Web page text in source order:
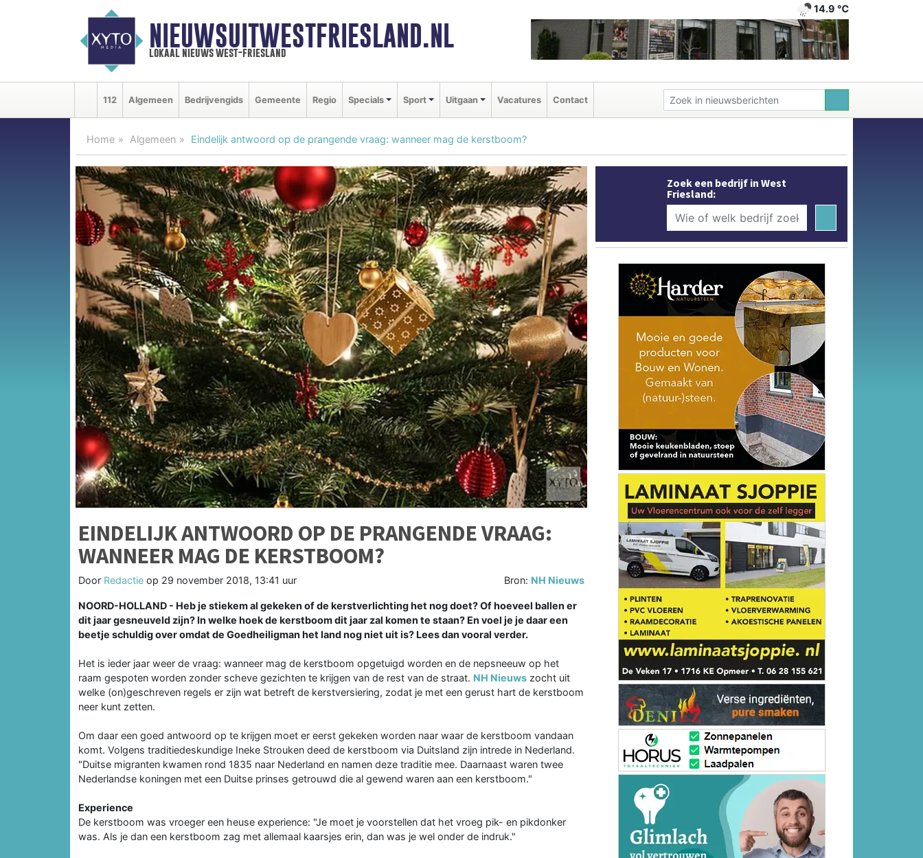
NIEUWSUITWESTFRIESLAND.NL
lokaal nieuws west-friesland
14.9 ℃
112 Algemeen Bedrijvengids Gemeente Regio Specials Sport Uitgaan Vacatures Contact
Home Algemeen Eindelijk antwoord op de prangende vraag: wanneer mag de kerstboom?
EINDELIJK ANTWOORD OP DE PRANGENDE VRAAG:
WANNEER MAG DE KERSTBOOM?
Door Redactie op 29 november 2018, 13:41 uur Bron: NH Nieuws
NOORD-HOLLAND - Heb je stiekem al gekeken of de kerstverlichting het nog doet? Of hoeveel ballen er
dit jaar gesneuveld zijn? In welke hoek de kerstboom dit jaar zal komen te staan? En voel je je daar een
beetje schuldig over omdat de Goedheiligman het land nog niet uit is? Lees dan vooral verder.
Het is ieder jaar weer de vraag: wanneer mag de kerstboom opgetuigd worden en de nepsneeuw op het
raam gespoten worden zonder scheve gezichten te krijgen van de rest van de straat. NH Nieuws zocht uit
welke (on)geschreven regels er zijn wat betreft de kerstversiering, zodat je met een gerust hart de kerstboom
neer kunt zetten.
Om daar een goed antwoord op te krijgen moet er eerst gekeken worden naar waar de kerstboom vandaan
komt. Volgens traditiedeskundige Ineke Strouken deed de kerstboom via Duitsland zijn intrede in Nederland.
"Duitse migranten kwamen rond 1835 naar Nederland en namen deze traditie mee. Daarnaast waren twee
Nederlandse koningen met een Duitse prinses getrouwd die al gewend waren aan een kerstboom."
Experience
De kerstboom was vroeger een heuse experience: "Je moet je voorstellen dat het vroeg pik- en pikdonker
was. Als je dan een kerstboom zag met allemaal kaarsjes erin, dan was je wel onder de indruk."
Zoek een bedrijf in West
Friesland: